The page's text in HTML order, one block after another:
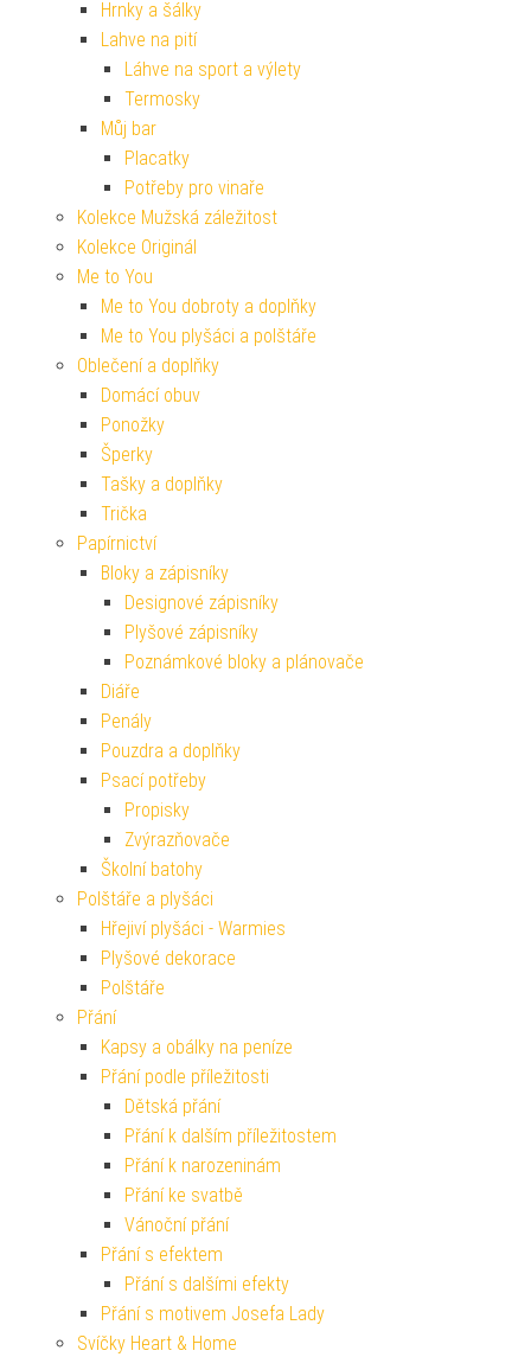
Hrnky a šálky
Lahve na pití
Láhve na sport a výlety
Termosky
Můj bar
Placatky
Potřeby pro vinaře
Kolekce Mužská záležitost
Kolekce Originál
Me to You
Me to You dobroty a doplňky
Me to You plyšáci a polštáře
Oblečení a doplňky
Domácí obuv
Ponožky
Šperky
Tašky a doplňky
Trička
Papírnictví
Bloky a zápisníky
Designové zápisníky
Plyšové zápisníky
Poznámkové bloky a plánovače
Diáře
Penály
Pouzdra a doplňky
Psací potřeby
Propisky
Zvýrazňovače
Školní batohy
Polštáře a plyšáci
Hřejiví plyšáci - Warmies
Plyšové dekorace
Polštáře
Přání
Kapsy a obálky na peníze
Přání podle příležitosti
Dětská přání
Přání k dalším příležitostem
Přání k narozeninám
Přání ke svatbě
Vánoční přání
Přání s efektem
Přání s dalšími efekty
Přání s motivem Josefa Lady
Svíčky Heart & Home